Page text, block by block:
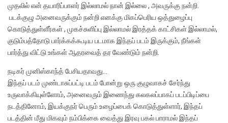
முதலில் என் தயாரிப்பாளர் இல்லாமல் நான் இல்லை , அவருக்கு நன்றி.
படக்குழு அனைவருக்கும் நன்றி எனக்கு மிகப்பெரிய ஒத்துழைப்பு
கொடுத்துள்ளீர்கள் , முகச்சுளிப்பு இல்லாமல் இரத்தக் காட்சிகள் இல்லாமல்,
குடும்பத்தோடு பார்க்கக்கூடிய படமாக இந்தப் படம் இருக்கும், நீங்கள்
பார்த்து விட்டு உங்கள் ஆதரவைத் தர வேண்டும் நன்றி.
நடிகர் முனிஸ்காந்த் பேசியதாவது…
இந்தப் படம் முண்டாசுப்பட்டி படம் போன்று ஒரு குழுவாகச் சேர்ந்து
உருவாக்கியுள்ளோம், அனைவரும் இணைந்து கலகலப்பாகப் படப்பிடிப்பை
நடத்தினோம், இயக்குநர் பெரும் உழைப்பைக் கொடுத்துள்ளார், இந்தப்
படத்தின் மீது மிகவும் நம்பிக்கை வைத்து இரவு பகல் பாராமல் இந்தப்